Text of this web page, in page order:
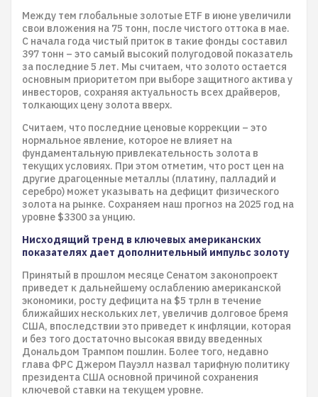
Между тем глобальные золотые ETF в июне увеличили
свои вложения на 75 тонн, после чистого оттока в мае.
С начала года чистый приток в такие фонды составил
397 тонн – это самый высокий полугодовой показатель
за последние 5 лет. Мы считаем, что золото остается
основным приоритетом при выборе защитного актива у
инвесторов, сохраняя актуальность всех драйверов,
толкающих цену золота вверх.
Считаем, что последние ценовые коррекции – это
нормальное явление, которое не влияет на
фундаментальную привлекательность золота в
текущих условиях. При этом отметим, что рост цен на
другие драгоценные металлы (платину, палладий и
серебро) может указывать на дефицит физического
золота на рынке. Сохраняем наш прогноз на 2025 год на
уровне $3300 за унцию.
Нисходящий тренд в ключевых американских
показателях дает дополнительный импульс золоту
Принятый в прошлом месяце Сенатом законопроект
приведет к дальнейшему ослаблению американской
экономики, росту дефицита на $5 трлн в течение
ближайших нескольких лет, увеличив долговое бремя
США, впоследствии это приведет к инфляции, которая
и без того достаточно высокая ввиду введенных
Дональдом Трампом пошлин. Более того, недавно
глава ФРС Джером Пауэлл назвал тарифную политику
президента США основной причиной сохранения
ключевой ставки на текущем уровне.